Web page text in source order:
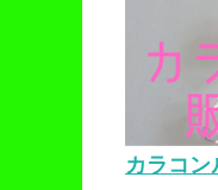
カラコ